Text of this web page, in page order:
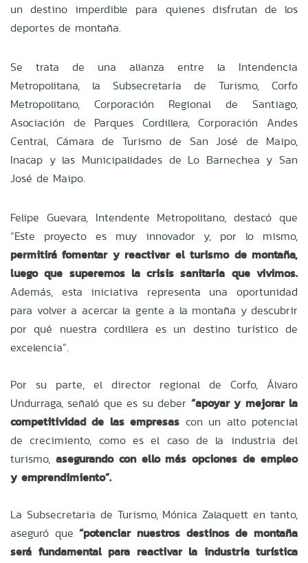
un destino imperdible para quienes disfrutan de los
deportes de montaña.
Se trata de una alianza entre la Intendencia
Metropolitana, la Subsecretaría de Turismo, Corfo
Metropolitano, Corporación Regional de Santiago,
Asociación de Parques Cordillera, Corporación Andes
Central, Cámara de Turismo de San José de Maipo,
Inacap y las Municipalidades de Lo Barnechea y San
José de Maipo.
Felipe Guevara, Intendente Metropolitano, destacó que
“Este proyecto es muy innovador y, por lo mismo,
permitirá fomentar y reactivar el turismo de montaña,
luego que superemos la crisis sanitaria que vivimos.
Además, esta iniciativa representa una oportunidad
para volver a acercar la gente a la montaña y descubrir
por qué nuestra cordillera es un destino turístico de
excelencia”.
Por su parte, el director regional de Corfo, Álvaro
Undurraga, señaló que es su deber “apoyar y mejorar la
competitividad de las empresas con un alto potencial
de crecimiento, como es el caso de la industria del
turismo, asegurando con ello más opciones de empleo
y emprendimiento”.
La Subsecretaria de Turismo, Mónica Zalaquett en tanto,
aseguró que“potenciar nuestros destinos de montaña
será fundamental para reactivar la industria turística